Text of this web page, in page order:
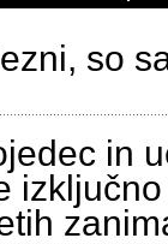
so
in